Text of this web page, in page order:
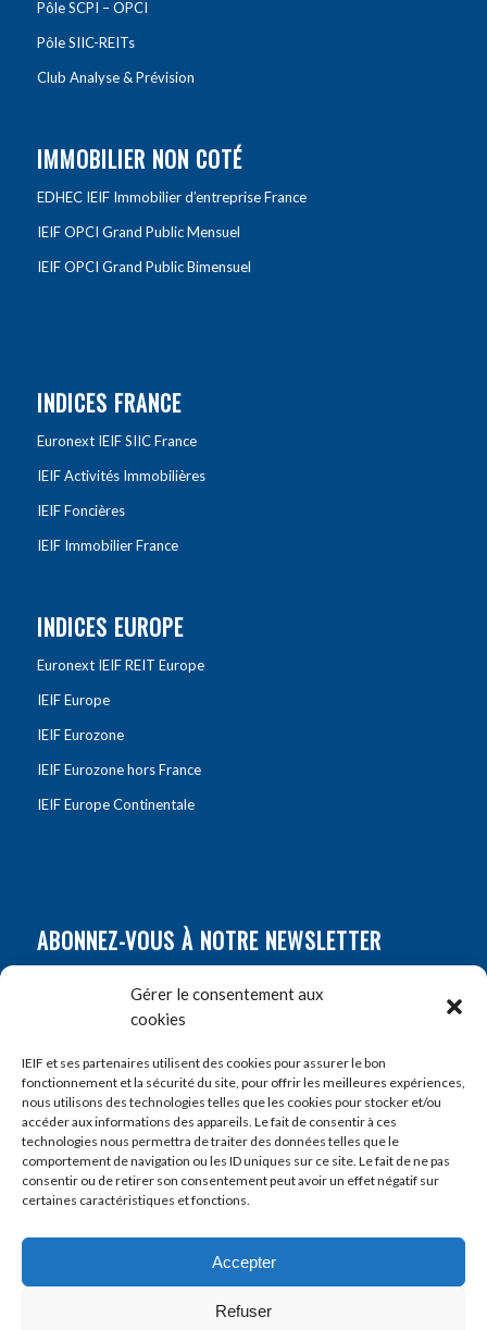
Gérer le consentement aux
cookies
IEIF et ses partenaires utilisent des cookies pour assurer le bon
fonctionnement et la sécurité du site, pour offrir les meilleures expériences,
nous utilisons des technologies telles que les cookies pour stocker et/ou
accéder aux informations des appareils. Le fait de consentir à ces
technologies nous permettra de traiter des données telles que le
comportement de navigation ou les ID uniques sur ce site. Le fait de ne pas
consentir ou de retirer son consentement peut avoir un effet négatif sur
certaines caractéristiques et fonctions.
Accepter
Refuser
Pôle SCPI – OPCI
Pôle SIIC-REITs
Club Analyse & Prévision
IMMOBILIER NON COTÉ
EDHEC IEIF Immobilier d’entreprise France
IEIF OPCI Grand Public Mensuel
IEIF OPCI Grand Public Bimensuel
INDICES FRANCE
Euronext IEIF SIIC France
IEIF Activités Immobilières
IEIF Foncières
IEIF Immobilier France
INDICES EUROPE
Euronext IEIF REIT Europe
IEIF Europe
IEIF Eurozone
IEIF Eurozone hors France
IEIF Europe Continentale
ABONNEZ-VOUS À NOTRE NEWSLETTER
Prénom*
E-mail*